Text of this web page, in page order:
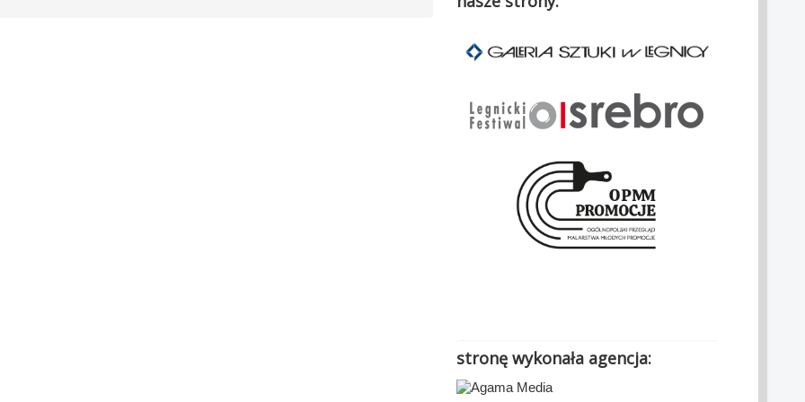
stronę wykonała agencja: